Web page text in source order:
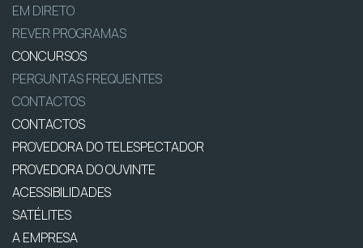
EM DIRETO
REVER PROGRAMAS
CONCURSOS
PERGUNTAS FREQUENTES
CONTACTOS
CONTACTOS
PROVEDORA DO TELESPECTADOR
PROVEDORA DO OUVINTE
ACESSIBILIDADES
SATÉLITES
A EMPRESA